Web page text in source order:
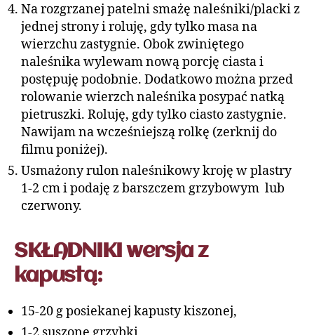
Na rozgrzanej patelni smażę naleśniki/placki z
jednej strony i roluję, gdy tylko masa na
wierzchu zastygnie. Obok zwiniętego
naleśnika wylewam nową porcję ciasta i
postępuję podobnie. Dodatkowo można przed
rolowanie wierzch naleśnika posypać natką
pietruszki. Roluję, gdy tylko ciasto zastygnie.
Nawijam na wcześniejszą rolkę (zerknij do
filmu poniżej).
Usmażony rulon naleśnikowy kroję w plastry
1-2 cm i podaję z barszczem grzybowym lub
czerwony.
SKŁADNIKI wersja z
kapustą:
15-20 g posiekanej kapusty kiszonej,